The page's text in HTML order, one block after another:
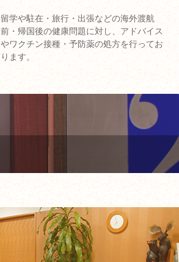
留学や駐在・旅行・出張などの海外渡航
前・帰国後の健康問題に対し、アドバイス
やワクチン接種・予防薬の処方を行ってお
ります。